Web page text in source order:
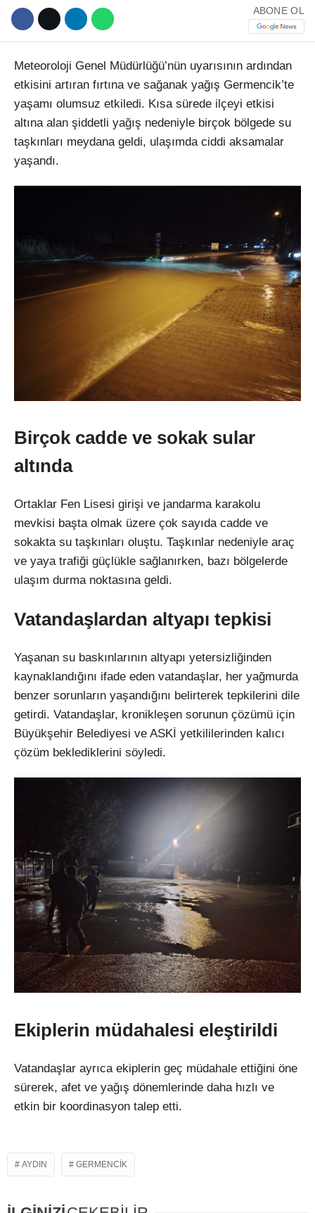
ABONE OL
Meteoroloji Genel Müdürlüğü’nün uyarısının ardından
etkisini artıran fırtına ve sağanak yağış Germencik’te
yaşamı olumsuz etkiledi. Kısa sürede ilçeyi etkisi
altına alan şiddetli yağış nedeniyle birçok bölgede su
taşkınları meydana geldi, ulaşımda ciddi aksamalar
yaşandı.
Birçok cadde ve sokak sular
altında
Ortaklar Fen Lisesi girişi ve jandarma karakolu
mevkisi başta olmak üzere çok sayıda cadde ve
sokakta su taşkınları oluştu. Taşkınlar nedeniyle araç
ve yaya trafiği güçlükle sağlanırken, bazı bölgelerde
ulaşım durma noktasına geldi.
Vatandaşlardan altyapı tepkisi
Yaşanan su baskınlarının altyapı yetersizliğinden
kaynaklandığını ifade eden vatandaşlar, her yağmurda
benzer sorunların yaşandığını belirterek tepkilerini dile
getirdi. Vatandaşlar, kronikleşen sorunun çözümü için
Büyükşehir Belediyesi ve ASKİ yetkililerinden kalıcı
çözüm beklediklerini söyledi.
Ekiplerin müdahalesi eleştirildi
Vatandaşlar ayrıca ekiplerin geç müdahale ettiğini öne
sürerek, afet ve yağış dönemlerinde daha hızlı ve
etkin bir koordinasyon talep etti.
AYDIN GERMENCIK